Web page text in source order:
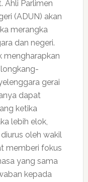
Ahli Parlimen
(ADUN) akan
merangka
dan negeri.
mengharapkan
gerai
dapat
ketika
lebih elok,
oleh wakil
memberi fokus
yang sama
kepada